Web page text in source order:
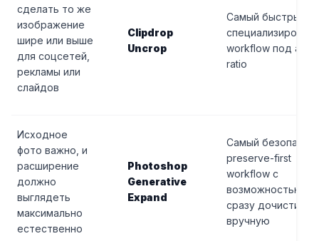
сделать то же
изображение
шире или выше
для соцсетей,
рекламы или
слайдов
Clipdrop
Uncrop
Самый быстрый
workflow под
ratio
Исходное
фото важно, и
расширение
должно
выглядеть
максимально
естественно
Photoshop
Generative
Expand
Самый
preserve-first
workflow с
возможностью
сразу дочистить
вручную